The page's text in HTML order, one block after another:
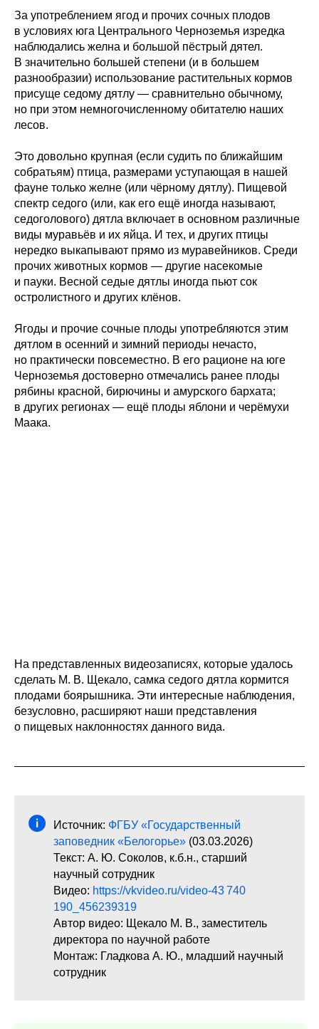
За употреблением ягод и прочих сочных плодов
в условиях юга Центрального Черноземья изредка
наблюдались желна и большой пёстрый дятел.
В значительно большей степени (и в большем
разнообразии) использование растительных кормов
присуще седому дятлу — сравнительно обычному,
но при этом немногочисленному обитателю наших
лесов.
Это довольно крупная (если судить по ближайшим
собратьям) птица, размерами уступающая в нашей
фауне только желне (или чёрному дятлу). Пищевой
спектр седого (или, как его ещё иногда называют,
седоголового) дятла включает в основном различные
виды муравьёв и их яйца. И тех, и других птицы
нередко выкапывают прямо из муравейников. Среди
прочих животных кормов — другие насекомые
и пауки. Весной седые дятлы иногда пьют сок
остролистного и других клёнов.
Ягоды и прочие сочные плоды употребляются этим
дятлом в осенний и зимний периоды нечасто,
но практически повсеместно. В его рационе на юге
Черноземья достоверно отмечались ранее плоды
рябины красной, бирючины и амурского бархата;
в других регионах — ещё плоды яблони и черёмухи
Маака.
На представленных видеозаписях, которые удалось
сделать М. В. Щекало, самка седого дятла кормится
плодами боярышника. Эти интересные наблюдения,
безусловно, расширяют наши представления
о пищевых наклонностях данного вида.
Источник: ФГБУ «Государственный
заповедник «Белогорье» (03.03.2026)
Текст: А. Ю. Соколов, к.б.н., старший
научный сотрудник
Видео: https://vkvideo.ru/video-43 740
190_456239319
Автор видео: Щекало М. В., заместитель
директора по научной работе
Монтаж: Гладкова А. Ю., младший научный
сотрудник